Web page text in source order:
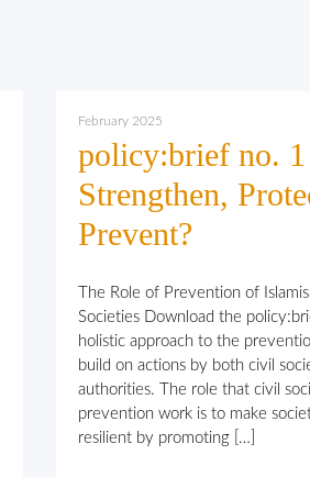
February 2025
policy:brief no. 1
Strengthen,
Prevent?
The Role of Prevention of
Societies Download the
holistic approach to the
build on actions by both civil
authorities. The role that civil
prevention work is to make
resilient by promoting […]